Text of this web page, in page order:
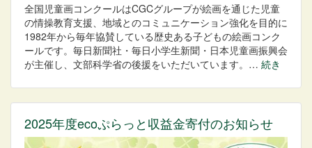
全国児童画コンクールはCGCグループが絵画を通じた児童
の情操教育支援、地域とのコミュニケーション強化を目的に
1982年から毎年協賛している歴史ある子どもの絵画コンク
ールです。毎日新聞社・毎日小学生新聞・日本児童画振興会
が主催し、文部科学省の後援をいただいています。… 続き
2025年度ecoぷらっと収益金寄付のお知らせ